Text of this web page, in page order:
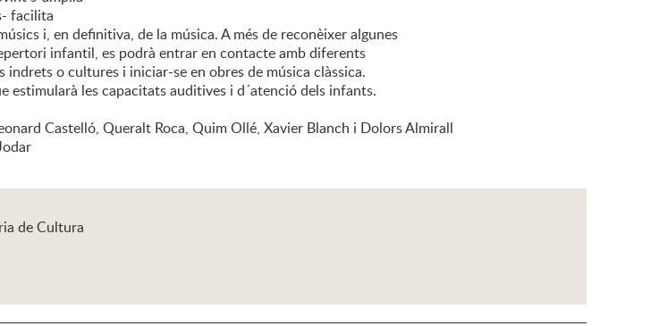
facilita
i, en definitiva, de la música. A més de reconèixer algunes
infantil, es podrà entrar en contacte amb diferents
indrets o cultures i iniciar-se en obres de música clàssica.
estimularà les capacitats auditives i d´atenció dels infants.
Castelló, Queralt Roca, Quim Ollé, Xavier Blanch i Dolors Almirall
de Cultura